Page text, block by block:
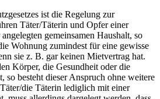
ist die Regelung zur
Täter/Täterin und Opfer einer
gemeinsamen Haushalt, so
Wohnung zumindest für eine gewisse
sie z. B. gar keinen Mietvertrag hat.
Körper, die Gesundheit oder die
so besteht dieser Anspruch ohne weitere
die Täterin lediglich mit einer